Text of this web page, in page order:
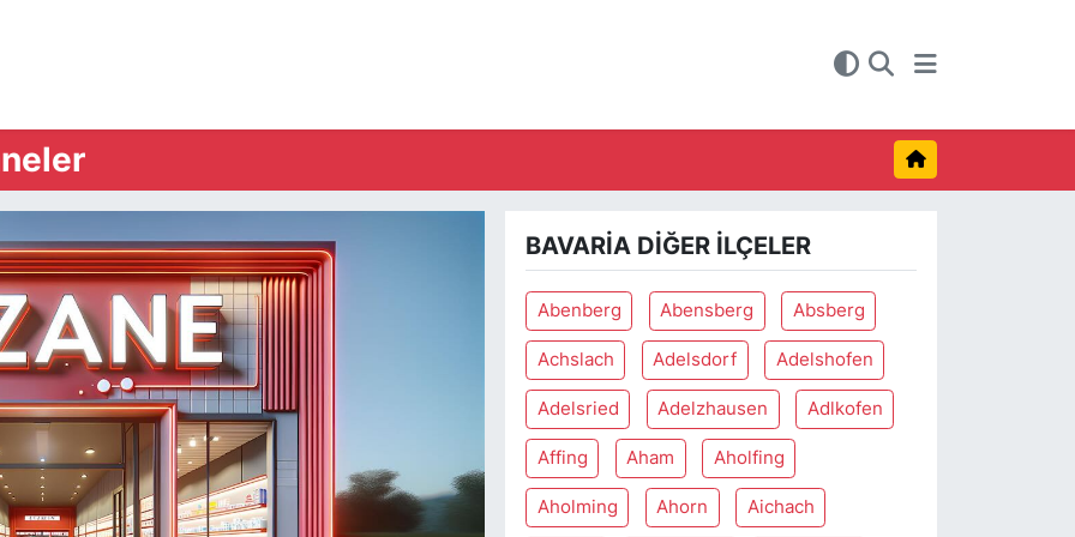
BAVARIA DIĞER İLÇELER
Abenberg Abensberg Absberg
Achslach Adelsdorf Adelshofen
Adelsried Adelzhausen Adlkofen
Affing Aham Aholfing
Aholming Ahorn Aichach